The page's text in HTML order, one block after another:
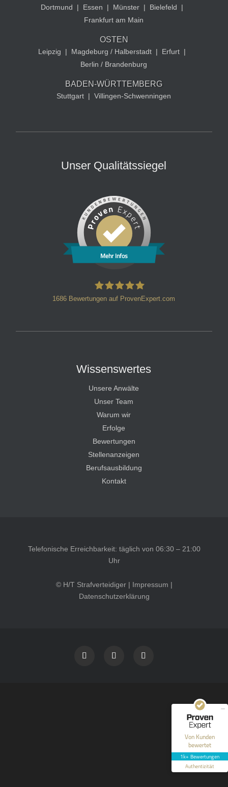
Dortmund | Essen | Münster | Bielefeld
|
Frankfurt am Main
OSTEN
Leipzig | Magdeburg / Halberstadt | Erfurt |
Berlin / Brandenburg
BADEN-WÜRTTEMBERG
Stuttgart | Villingen-Schwenningen
Unser Qualitätssiegel
Mehr Infos
1686 Bewertungen auf ProvenExpert.com
Wissenswertes
Unsere Anwälte
Unser Team
Warum wir
Erfolge
Bewertungen
Stellenanzeigen
Berufsausbildung
Kontakt
Telefonische Erreichbarkeit: täglich von 06:30 – 21:00
Uhr
© H/T Strafverteidiger | Impressum |
Datenschutzerklärung
Von Kunden
bewertet
1k+ Bewertungen
Authentizität
40
Bewertungen auf
ProvenExpert.com
Blick aufs ProvenExpert-Profil werfen